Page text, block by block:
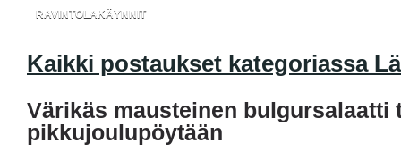
RAVINTOLAKÄYNNIT
Kaikki postaukset kategoriassa
Värikäs mausteinen bulgursalaatti
pikkujoulupöytään